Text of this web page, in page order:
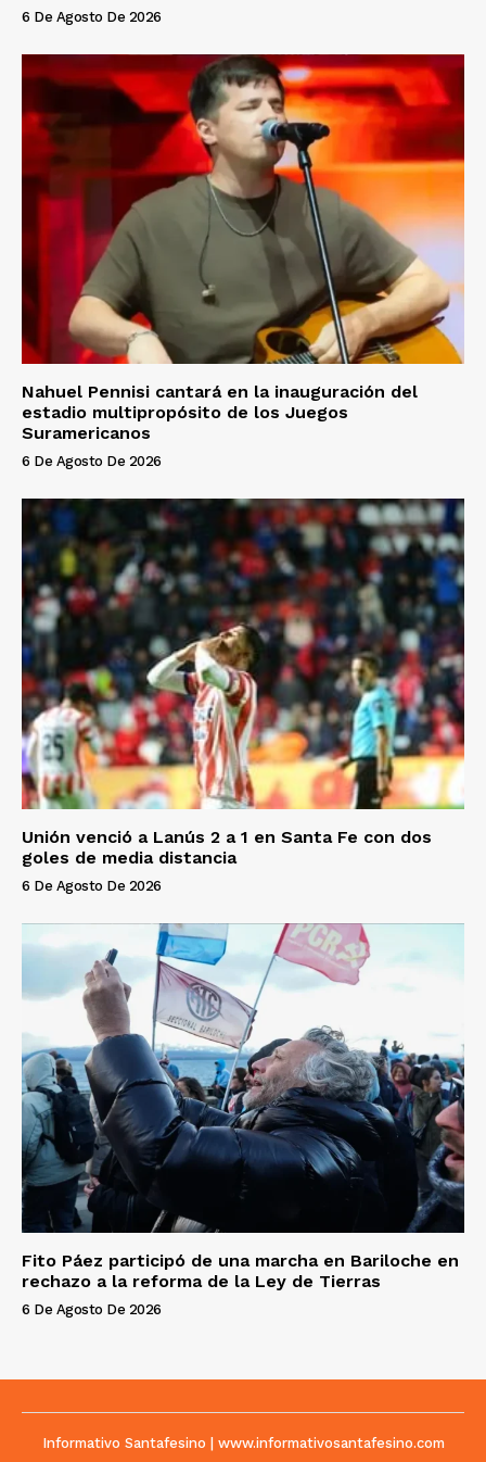
6 De Agosto De 2026
Nahuel Pennisi cantará en la inauguración del
estadio multipropósito de los Juegos
Suramericanos
6 De Agosto De 2026
Unión venció a Lanús 2 a 1 en Santa Fe con dos
goles de media distancia
6 De Agosto De 2026
Fito Páez participó de una marcha en Bariloche en
rechazo a la reforma de la Ley de Tierras
6 De Agosto De 2026
Informativo Santafesino | www.informativosantafesino.com